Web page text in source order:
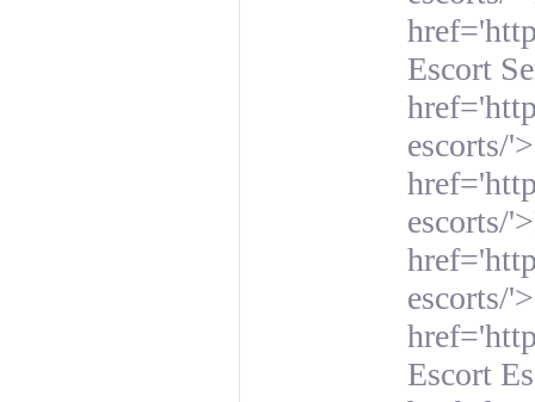
Escort
escorts/
escorts/
escorts/
Escort